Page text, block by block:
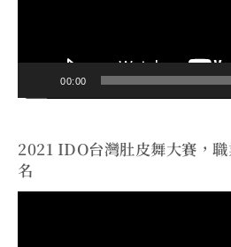
00:00
2021 IDO台灣肚皮舞大賽，
名